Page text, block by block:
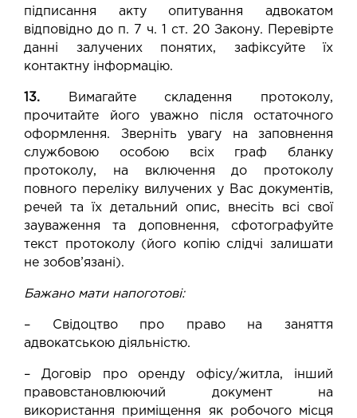
підписання акту опитування адвокатом
відповідно до п. 7 ч. 1 ст. 20 Закону. Перевірте
данні залучених понятих, зафіксуйте їх
контактну інформацію.
13.
Вимагайте складення протоколу,
прочитайте його уважно після остаточного
оформлення. Зверніть увагу на заповнення
службовою особою всіх граф бланку
протоколу, на включення до протоколу
повного переліку вилучених у Вас документів,
речей та їх детальний опис, внесіть всі свої
зауваження та доповнення, сфотографуйте
текст протоколу (його копію слідчі залишати
не зобов’язані).
Бажано мати напоготові:
– Свідоцтво про право на заняття
адвокатською діяльністю.
– Договір про оренду офісу/житла, інший
правовстановлюючий документ на
використання приміщення як робочого місця